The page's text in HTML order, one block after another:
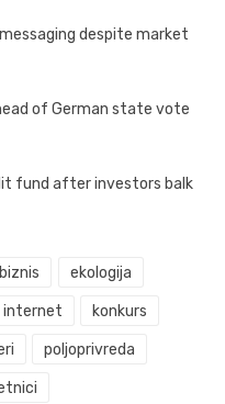
despite market
of German state vote
fund after investors balk
biznis ekologija
internet konkurs
poljoprivreda